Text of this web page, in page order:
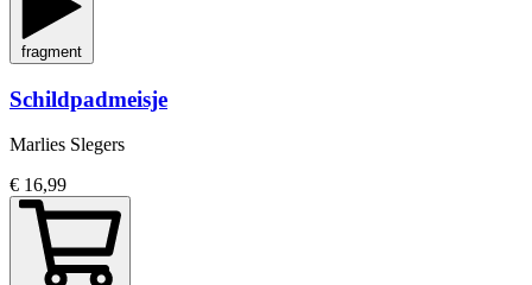
fragment
Schildpadmeisje
Marlies Slegers
€ 16,99